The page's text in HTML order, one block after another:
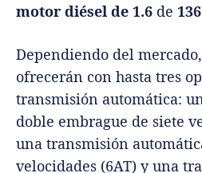
motor diésel de 1.6 de
Dependiendo del
ofrecerán con hasta tres
transmisión automática:
doble embrague de siete
una transmisión
velocidades (6AT) y una